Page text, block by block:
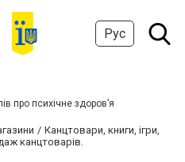
Рус
про психічне здоров’я
Канцтовари, книги, ігри,
канцтоварів.